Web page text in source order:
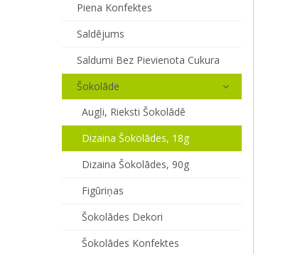
Piena Konfektes
Saldējums
Saldumi Bez Pievienota Cukura
Šokolāde
Augļi, Rieksti Šokolādē
Dizaina Šokolādes, 18g
Dizaina Šokolādes, 90g
Figūriņas
Šokolādes Dekori
Šokolādes Konfektes